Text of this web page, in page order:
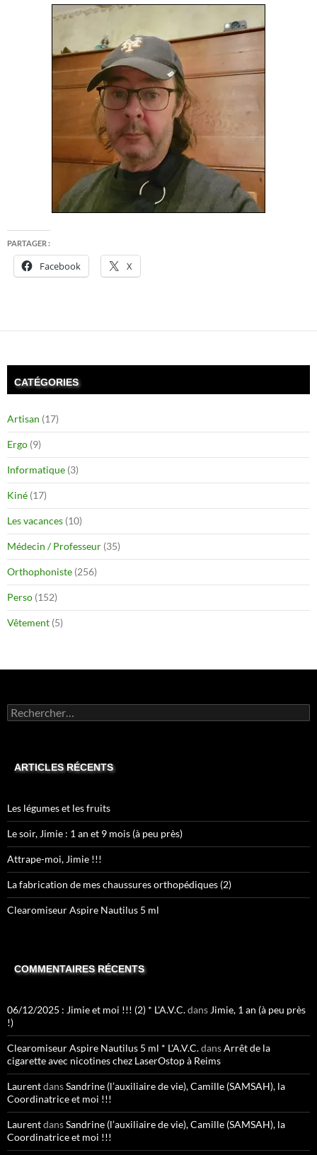
PARTAGER :
Facebook X
CATÉGORIES
Artisan (17)
Ergo (9)
Informatique (3)
Kiné (17)
Les vacances (10)
Médecin / Professeur (35)
Orthophoniste (256)
Perso (152)
Vêtement (5)
Rechercher :
ARTICLES RÉCENTS
Les légumes et les fruits
Le soir, Jimie : 1 an et 9 mois (à peu près)
Attrape-moi, Jimie !!!
La fabrication de mes chaussures orthopédiques (2)
Clearomiseur Aspire Nautilus 5 ml
COMMENTAIRES RÉCENTS
06/12/2025 : Jimie et moi !!! (2) * L'A.V.C.dans Jimie, 1 an (à peu près
!)
Clearomiseur Aspire Nautilus 5 ml * L'A.V.C.dansArrêt de la
cigarette avec nicotines chez LaserOstop à Reims
LaurentdansSandrine (l’auxiliaire de vie), Camille (SAMSAH), la
Coordinatrice et moi !!!
LaurentdansSandrine (l’auxiliaire de vie), Camille (SAMSAH), la
Coordinatrice et moi !!!